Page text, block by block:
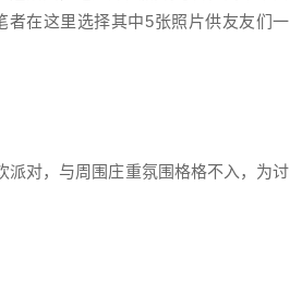
在这里选择其中5张照片供友友们一
派对，与周围庄重氛围格格不入，为讨